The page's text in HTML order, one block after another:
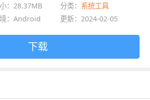
：28.37MB 分类： 系统工具
：Android
更新：2024-02-05
下载